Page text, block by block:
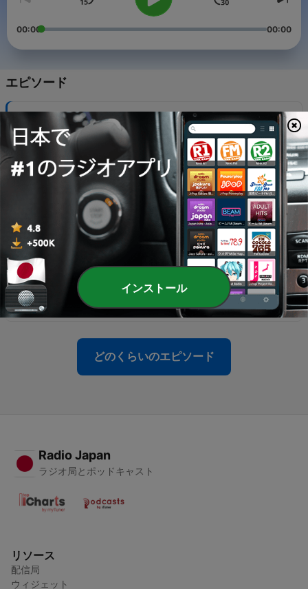
00:00 00:00
エピソード
145 - ときめくときを
17 9月 2021
144 - 『真空ジェシカのラジオ父ちゃん』
17 9月 2024
『ホウトクノート～報道特集Editor's Note』
03 9月 2024
141 - 『まとめて！土曜日』
20 8月 2024
140 - 『異業種Pたちの人生エンタメ会議室』
13 8月 2024
どのくらいのエピソード
Radio Japan
ラジオ局とポッドキャスト
リソース
配信局
ウィジェット
インストール